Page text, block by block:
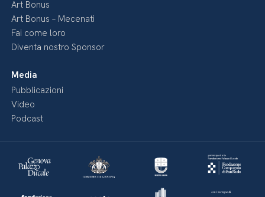
Art Bonus
Art Bonus – Mecenati
Fai come loro
Diventa nostro Sponsor
Media
Pubblicazioni
Video
Podcast